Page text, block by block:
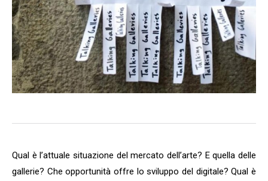
Qual è l’attuale situazione del mercato dell’arte? E quella delle
gallerie? Che opportunità offre lo sviluppo del digitale? Qual è